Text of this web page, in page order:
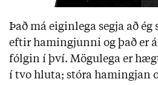
Það má eiginlega segja að
eftir hamingjunni og það er
fólgin í því. Mögulega er
í tvo hluta; stóra hamingjan